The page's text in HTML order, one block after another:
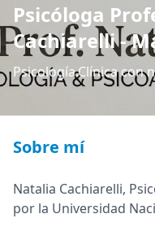
Psicóloga
Cachiarelli -
Psicología.Clínica con
Sobre mí
Natalia Cachiarelli,
por la Universidad